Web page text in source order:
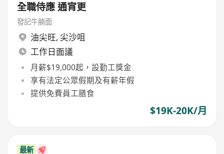
全職侍應 通宵更
發記牛腩面
油尖旺, 尖沙咀
工作日面議
月薪$19,000起，設勤工獎金
享有法定公眾假期及有薪年假
提供免費員工膳食
$19K-20K/月
最新